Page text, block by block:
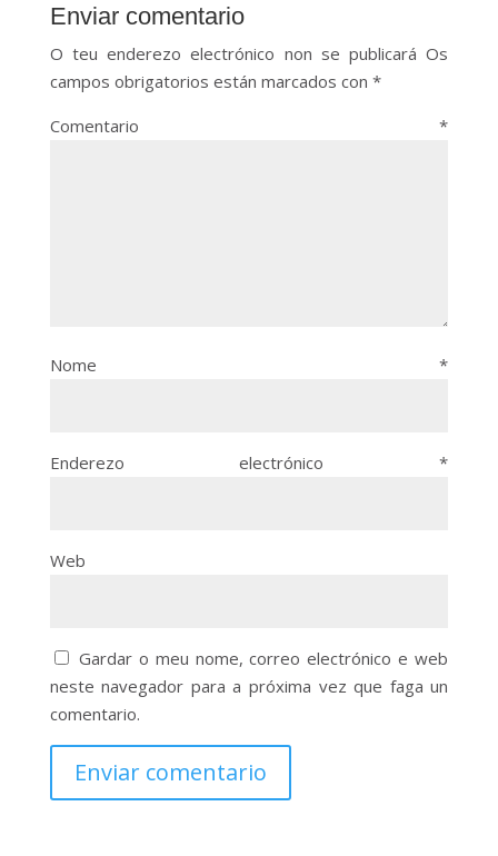
Enviar comentario
O teu enderezo electrónico non se publicará Os
campos obrigatorios están marcados con *
Comentario*
Nome*
Enderezo electrónico*
Web
Gardar o meu nome, correo electrónico e web
neste navegador para a próxima vez que faga un
comentario.